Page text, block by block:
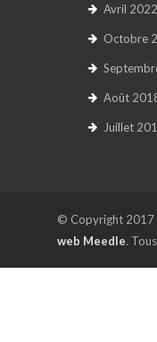
Avril 2022
Octobre
Août
Juillet
© Copyright 2017
web Meedle.